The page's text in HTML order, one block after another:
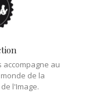
accompagne au
de la
l'Image.